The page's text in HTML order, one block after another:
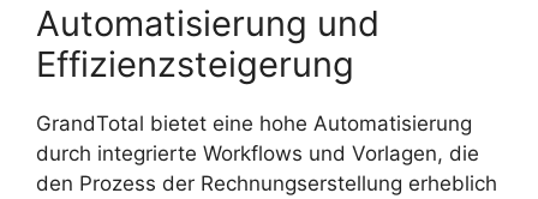
Automatisierung und
Effizienzsteigerung
GrandTotal bietet eine hohe Automatisierung
durch integrierte Workflows und Vorlagen, die
den Prozess der Rechnungserstellung erheblich